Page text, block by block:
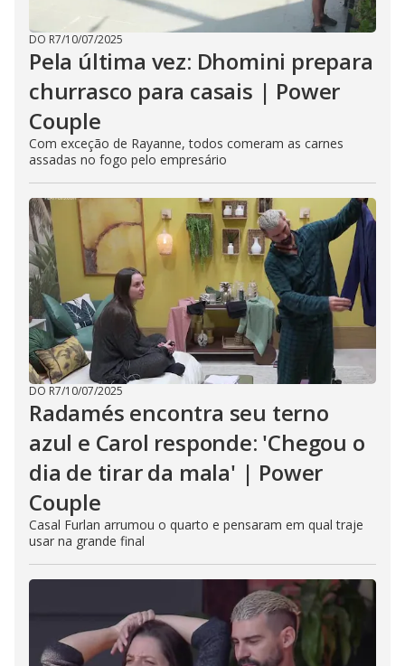
DO R7/10/07/2025
Pela última vez: Dhomini prepara
churrasco para casais | Power
Couple
Com exceção de Rayanne, todos comeram as carnes
assadas no fogo pelo empresário
DO R7/10/07/2025
Radamés encontra seu terno
azul e Carol responde: 'Chegou o
dia de tirar da mala' | Power
Couple
Casal Furlan arrumou o quarto e pensaram em qual traje
usar na grande final